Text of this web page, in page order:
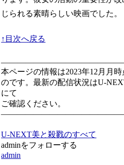
じられる素晴らしい映画でした。
↑目次へ戻る
本ページの情報は2023年12月月時
のです。最新の配信状況はU-
にて
ご確認ください。
U-NEXT美と殺戮のすべて
adminをフォローする
admin